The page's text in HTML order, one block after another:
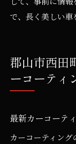
で、長く美しい車
郡山市西田
ーコーティ
最新カーコーテ
カーコーティン